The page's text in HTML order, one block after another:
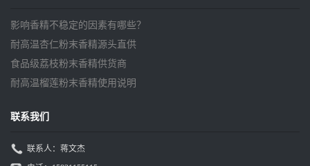
影响香精不稳定的因素有哪些？
耐高温杏仁粉末香精源头直供
食品级荔枝粉末香精供货商
耐高温榴莲粉末香精使用说明
联系我们
联系人：蒋文杰